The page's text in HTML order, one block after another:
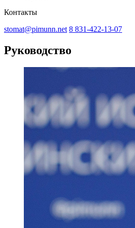
Контакты
stomat@pimunn.net 8 831-422-13-07
Руководство